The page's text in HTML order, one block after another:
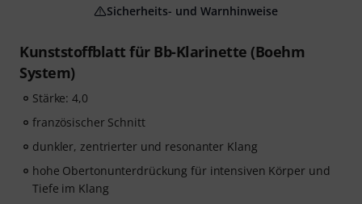
Kunststoffblatt für Bb-Klarinette (Boehm
System)
Stärke: 4,0
französischer Schnitt
dunkler, zentrierter und resonanter Klang
hohe Obertonunterdrückung für intensiven Körper und
Tiefe im Klang
Sicherheits- und Warnhinweise